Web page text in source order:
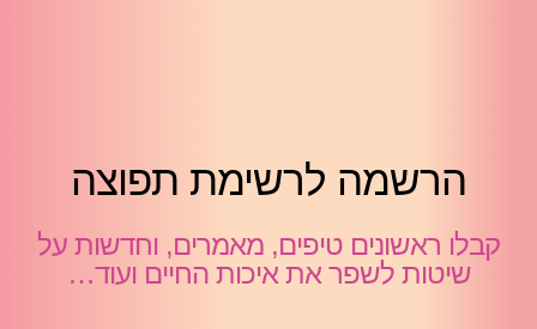
הרשמה לרשימת תפוצה
קבלו ראשונים טיפים, מאמרים, וחדשות על
שיטות לשפר את איכות החיים ועוד…